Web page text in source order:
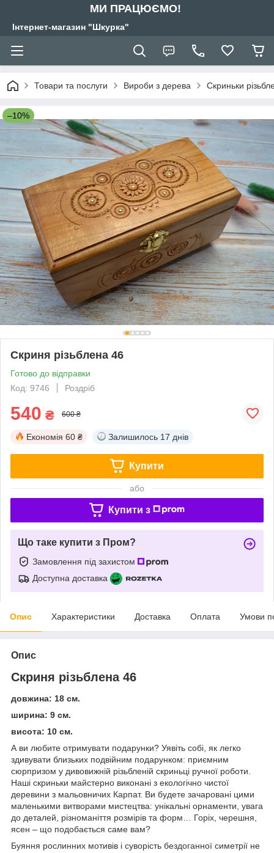
МИ ПРАЦЮЄМО!
Інтернет-магазин "Шкурка"
Товари та послуги Вироби з дерева Скриньки
–10%
Скриня різьблена 46
Готово до відправки
Код: 9746
Роздріб
540 ₴ 600 ₴
Економія 60 ₴ Залишилось 17 днів
Купити
або
Купити з
Що таке купити з Пром?
Замовлення під захистом
Доступна доставка
Опис Характеристики Доставка Оплата Умови
Опис
Скриня різьблена 46
довжина: 18 см.
ширина: 9 см.
висота: 10 см.
А ви любите отримувати подарунки? Уявіть собі, як легко
здивувати близьких подвійним подарунком: приємним
сюрпризом у дивовижній різьбленій скриньці ручної роботи.
Наші скриньки майстерно виконані з екологічно чистої
деревини з мальовничих Карпат. Ви будете зачаровані цими
маленькими витворами мистецтва: унікальні орнаменти, увага
до деталей, різноманіття розмірів та форм… Горіх, черешня,
ясен – що подобається саме вам?
Буяння рослинних мотивів і суворість бездоганної симетрії не